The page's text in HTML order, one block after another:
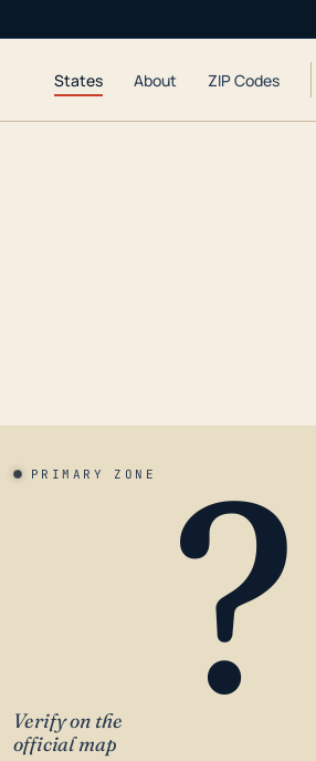
States About ZIP Codes
PRIMARY ZONE ?
Verify on the
official map